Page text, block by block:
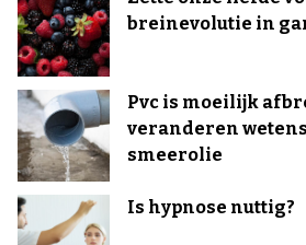
breinevolutie in
Pvc is moeilijk
veranderen
smeerolie
Is hypnose nuttig?